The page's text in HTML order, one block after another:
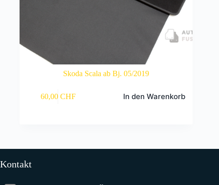
Skoda Scala ab Bj. 05/2019
60,00 CHF In den Warenkorb
Kontakt